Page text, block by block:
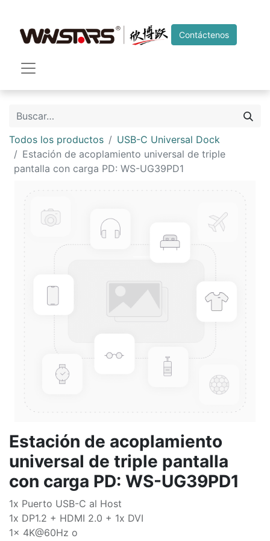
Contáctenos
Todos los productos
USB-C Universal Dock
Estación de acoplamiento universal de triple
pantalla con carga PD: WS-UG39PD1
Estación de acoplamiento
universal de triple pantalla
con carga PD: WS-UG39PD1
1x Puerto USB-C al Host
1x DP1.2 + HDMI 2.0 + 1x DVI
1x 4K@60Hz o